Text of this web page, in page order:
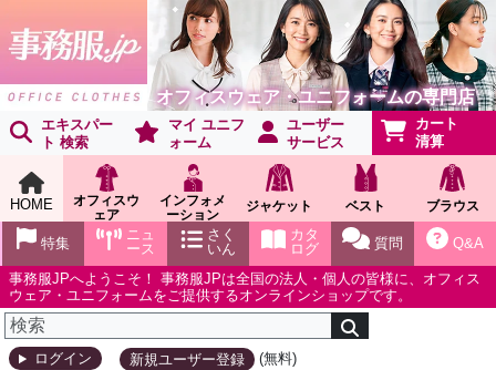
オフィスウェア・ユニフォームの専門店
エキスパー
ト 検索
マイ ユニフ
ォーム
ユーザー
サービス
カート
清算
HOME
オフィスウ
ェア
インフォメ
ーション
ショールー
ム
ジャケット ベスト ブラウス
Q&A
質問
カタ
ログ
さく
いん
ニュ
ース
特集
事務服JPへようこそ！ 事務服JPは全国の法人・個人の皆様に、オフィス
ウェア・ユニフォームをご提供するオンラインショップです。
ログイン 新規ユーザー登録 (無料)